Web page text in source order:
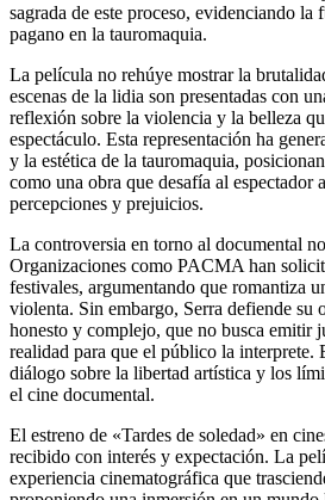
sagrada de este proceso, evidenciando
pagano en la tauromaquia.​
La película no rehúye mostrar la
escenas de la lidia son presentadas con
reflexión sobre la violencia y la belleza
espectáculo. Esta representación ha
y la estética de la tauromaquia,
como una obra que desafía al espectador
percepciones y prejuicios.
La controversia en torno al documental
Organizaciones como PACMA han
festivales, argumentando que romantiza
violenta. Sin embargo, Serra defiende su
honesto y complejo, que no busca emitir
realidad para que el público la interprete.
diálogo sobre la libertad artística y los
el cine documental.​
El estreno de «Tardes de soledad» en
recibido con interés y expectación. La
experiencia cinematográfica que